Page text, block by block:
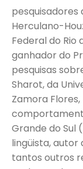
pesquisadores
Herculano-
Federal do Rio
ganhador do
pesquisas
Sharot, da
Zamora
Grande do Sul
lingüista, autor
tantos outros